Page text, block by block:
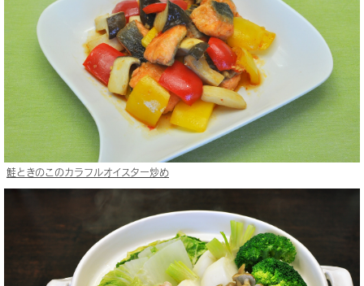
鮭ときのこのカラフルオイスター炒め